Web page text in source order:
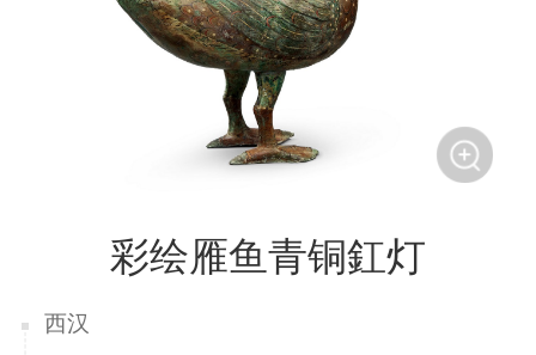
彩绘雁鱼青铜釭灯
西汉